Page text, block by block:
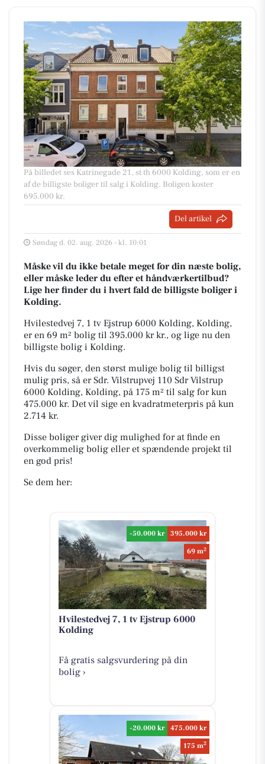
På billedet ses Katrinegade 21, st th 6000 Kolding, som er en
af de billigste boliger til salg i Kolding. Boligen koster
695.000 kr.
Del artikel
Søndag d. 02. aug. 2026 - kl. 10:01
Måske vil du ikke betale meget for din næste bolig,
eller måske leder du efter et håndværkertilbud?
Lige her finder du i hvert fald de billigste boliger i
Kolding.
Hvilestedvej 7, 1 tv Ejstrup 6000 Kolding, Kolding,
er en 69 m² bolig til 395.000 kr kr., og lige nu den
billigste bolig i Kolding.
Hvis du søger, den størst mulige bolig til billigst
mulig pris, så er Sdr. Vilstrupvej 110 Sdr Vilstrup
6000 Kolding, Kolding, på 175 m² til salg for kun
475.000 kr. Det vil sige en kvadratmeterpris på kun
2.714 kr.
Disse boliger giver dig mulighed for at finde en
overkommelig bolig eller et spændende projekt til
en god pris!
Se dem her:
-50.000 kr
395.000 kr
69 m2
Hvilestedvej 7, 1 tv Ejstrup 6000
Kolding
Få gratis salgsvurdering på din
bolig ›
-20.000 kr
475.000 kr
175 m2